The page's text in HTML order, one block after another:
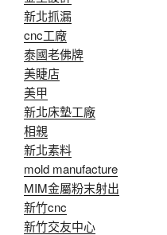
新北抓漏
cnc工廠
泰國老佛牌
美睫店
美甲
新北床墊工廠
相親
新北素料
mold manufacture
MIM金屬粉末射出
新竹cnc
新竹交友中心